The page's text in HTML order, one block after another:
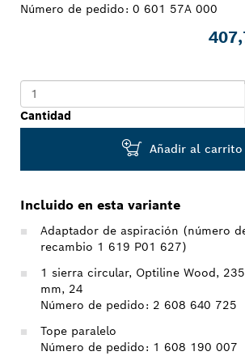
Número de pedido: 0 601 57A 000
Cantidad
Añadir al carrito
Incluido en esta variante
Adaptador de aspiración (número
recambio 1 619 P01 627)
1 sierra circular, Optiline Wood,
mm, 24
Número de pedido: 2 608 640 725
Tope paralelo
Número de pedido: 1 608 190 007